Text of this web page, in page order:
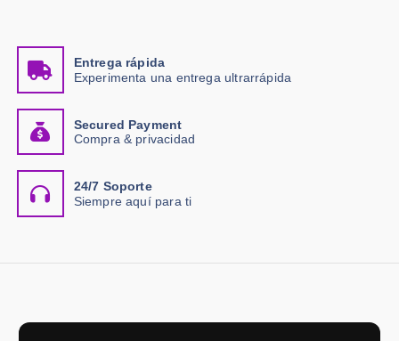
Entrega rápida
Experimenta una entrega ultrarrápida
Secured Payment
Compra & privacidad
24/7 Soporte
Siempre aquí para ti